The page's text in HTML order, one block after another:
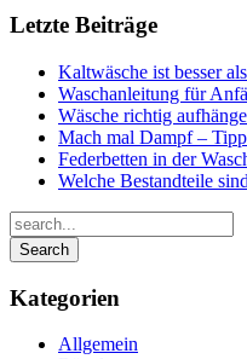
Letzte Beiträge
Kaltwäsche ist besser
Waschanleitung für
Wäsche richtig
Mach mal Dampf –
Federbetten in der
Welche Bestandteile
Kategorien
Allgemein